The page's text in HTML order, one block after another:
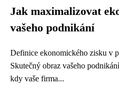
Jak maximalizovat
vašeho podnikání
Definice ekonomického zisku v
Skutečný obraz vašeho
kdy vaše firma...